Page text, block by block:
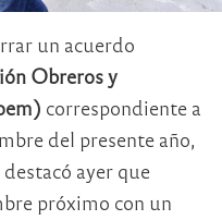
un acuerdo
Obreros y
correspondiente a
del presente año,
destacó ayer que
próximo con un